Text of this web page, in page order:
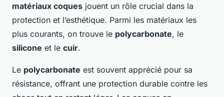
matériaux coques jouent un rôle crucial dans la
protection et l’esthétique. Parmi les matériaux les
plus courants, on trouve le polycarbonate, le
silicone et le cuir.
Le polycarbonate est souvent apprécié pour sa
résistance, offrant une protection durable contre les